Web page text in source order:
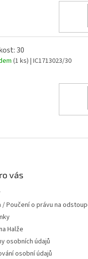
30
(1 ks) | IC1713023/30
vás
Poučení o právu na
Halže
osobních údajů
osobní údajů